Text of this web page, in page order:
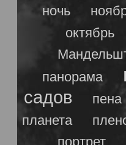
ночь
октябрь
панорама
садов пена
планета
портрет